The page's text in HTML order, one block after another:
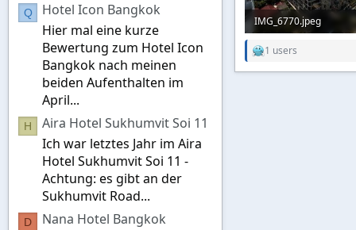
IMG_6770.jpeg
146,9 KB · Aufrufe: 2.367
R
1 users
Q
Hotel Icon Bangkok
Hier mal eine kurze
Bewertung zum Hotel Icon
Bangkok nach meinen
beiden Aufenthalten im
April...
H
Aira Hotel Sukhumvit Soi 11
Ich war letztes Jahr im Aira
Hotel Sukhumvit Soi 11 -
Achtung: es gibt an der
Sukhumvit Road...
D
Nana Hotel Bangkok